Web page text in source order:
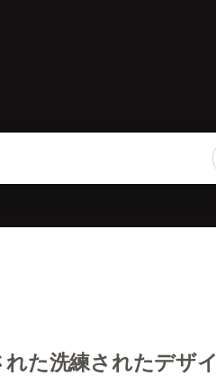
た洗練されたデザイ